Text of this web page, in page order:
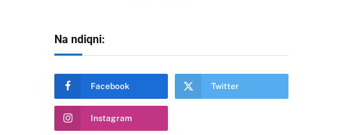
Na ndiqni:
Facebook Twitter
Instagram